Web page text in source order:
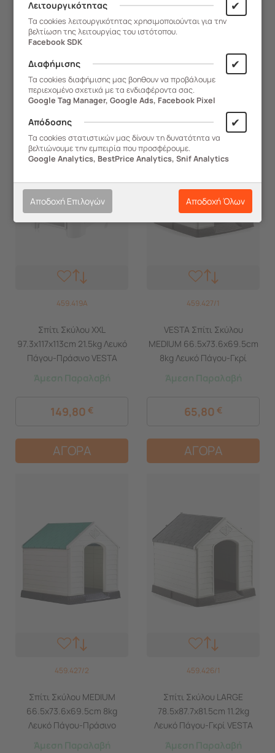
4.16m² Γαλβανιζέ KENNEL A
Άμεση Παραλαβή
654,30
ΑΓΟΡΑ
5.76m² Γαλβανιζέ KENNEL B
Άμεση Παραλαβή
ΑΓΟΡΑ
459.419A
Σπίτι Σκύλου XXL
97.3x117x113cm 21.5kg Λευκό
Πάγου-Πράσινο VESTA
Άμεση Παραλαβή
149,80 €
ΑΓΟΡΑ
459.427/1
VESTA Σπίτι Σκύλου
MEDIUM 66.5x73.6x69.5cm
8kg Λευκό Πάγου-Γκρί
Άμεση Παραλαβή
65,80 €
ΑΓΟΡΑ
459.427/2
Σπίτι Σκύλου MEDIUM
66.5x73.6x69.5cm 8kg
Λευκό Πάγου-Πράσινο
Άμεση Παραλαβή
459.426/1
Σπίτι Σκύλου LARGE
78.5x87.7x81.5cm 11.2kg
Λευκό Πάγου-Γκρί VESTA
Άμεση Παραλαβή
Λειτουργικότητας ✔
Τα cookies λειτουργικότητας χρησιμοποιούνται για την
βελτίωση της λειτουργίας του ιστότοπου.
Facebook SDK
Διαφήμισης ✔
Τα cookies διαφήμισης μας βοηθουν να προβάλουμε
περιεχομένο σχετικά με τα ενδιαφέροντα σας.
Google Tag Manager, Google Ads, Facebook Pixel
Απόδοσης ✔
Τα cookies στατιστικών μας δίνουν τη δυνατότητα να
βελτιώνουμε την εμπειρία που προσφέρουμε.
Google Analytics, BestPrice Analytics, Snif Analytics
Αποδοχή Επιλογών Αποδοχή Όλων